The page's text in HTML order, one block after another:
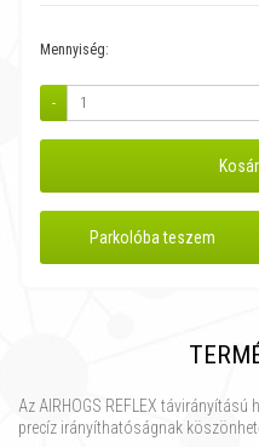
Mennyiség:
-
Parkolóba teszem
Az AIRHOGS REFLEX
precíz irányíthatóságnak